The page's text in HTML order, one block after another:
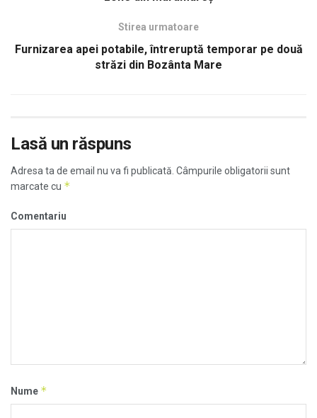
Stirea urmatoare
Furnizarea apei potabile, întreruptă temporar pe două
străzi din Bozânta Mare
Lasă un răspuns
Adresa ta de email nu va fi publicată. Câmpurile obligatorii sunt
marcate cu *
Comentariu
Nume *